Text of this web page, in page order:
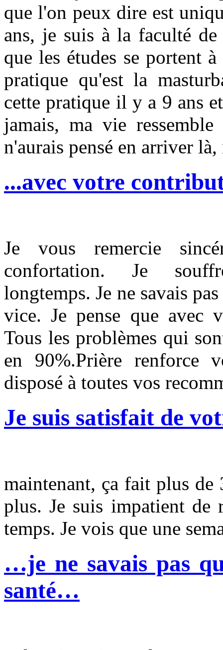
que l'on peux dire est
ans, je suis à la faculté
que les études se portent
pratique qu'est la
cette pratique il y a 9 ans
jamais, ma vie
n'aurais pensé en arriver
...avec votre
Je vous remercie
confortation. Je
longtemps. Je ne savais
vice. Je pense que avec
Tous les problèmes qui
en 90%.Prière renforce
disposé à toutes vos
Je suis satisfait de
maintenant, ça fait plus de
plus. Je suis impatient
temps. Je vois que une
…je ne savais pas
santé…